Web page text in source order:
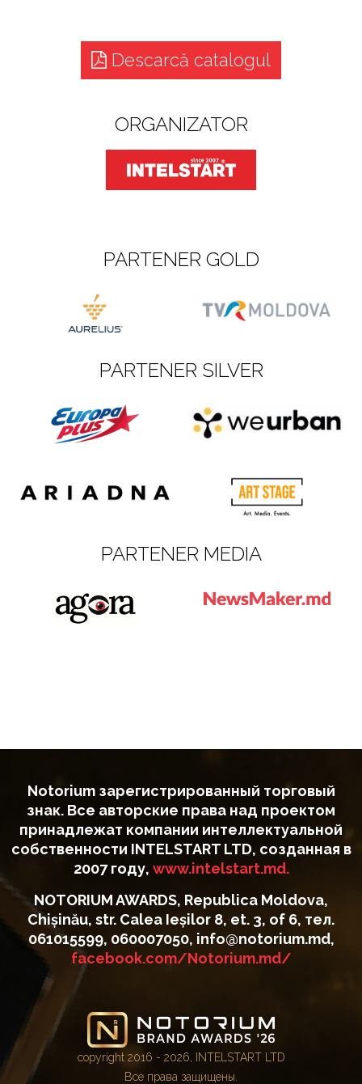
Descarcă catalogul
ORGANIZATOR
PARTENER GOLD
PARTENER SILVER
PARTENER MEDIA
Notorium зарегистрированный торговый
знак. Все авторские права над проектом
принадлежат компании интеллектуальной
собственности INTELSTART LTD, созданная в
2007 году, www.intelstart.md.
NOTORIUM AWARDS, Republica Moldova,
Chișinău, str. Calea Ieșilor 8, et. 3, of 6, тел.
061015599, 060007050, info@notorium.md,
facebook.com/Notorium.md/
copyright 2016 - 2026, INTELSTART LTD
Все права защищены.